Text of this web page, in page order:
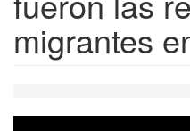
migrantes